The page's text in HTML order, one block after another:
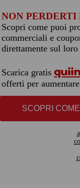
NON
Scopri come puoi
commerciali e
direttamente sul
Scarica gratis
offerti per
SCOPRI COME